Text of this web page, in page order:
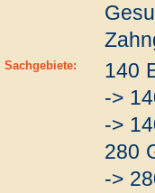
Sachgebiete:
140
->
->
280
->